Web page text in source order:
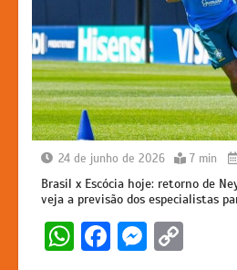
24 de junho de 2026 7 min
Brasil x Escócia hoje: retorno de
veja a previsão dos especialistas
W
F
M